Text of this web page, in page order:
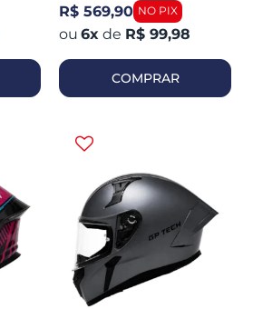
R$ 569,90
6x de R$ 99,98
COMPRAR